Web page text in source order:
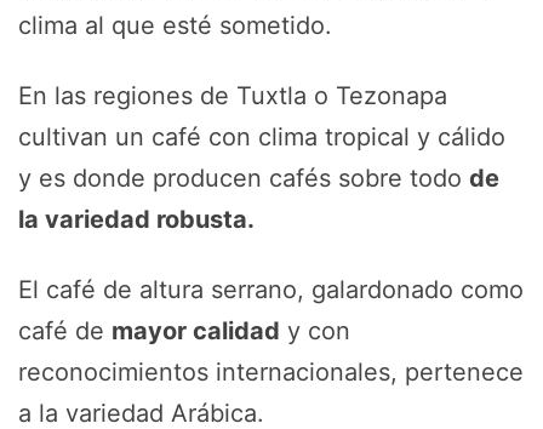
clima al que esté sometido.
En las regiones de Tuxtla o Tezonapa
cultivan un café con clima tropical y cálido
y es donde producen cafés sobre todo de
la variedad robusta.
El café de altura serrano, galardonado como
café de mayor calidad y con
reconocimientos internacionales, pertenece
a la variedad Arábica.